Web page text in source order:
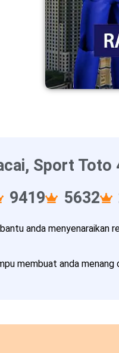
Sport Toto
9419
5632
anda
membuat anda